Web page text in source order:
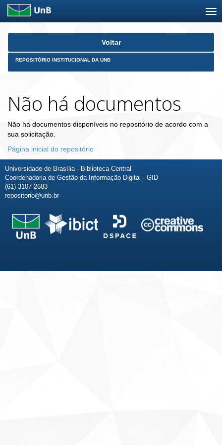
Skip
Voltar
REPOSITÓRIO INSTITUCIONAL DA UNB
Não há documentos
Não há documentos disponíveis no repositório de acordo com a
sua solicitação.
Página inicial do repositório
Universidade de Brasília - Biblioteca Central
Coordenadoria de Gestão da Informação Digital - GID
(61) 3107-2683
repositorio@unb.br